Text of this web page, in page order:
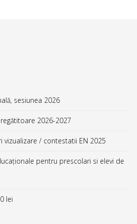
sesiunea 2026
2026-2027
vizualizare / contestatii EN 2025
pentru prescolari si elevi de
lei